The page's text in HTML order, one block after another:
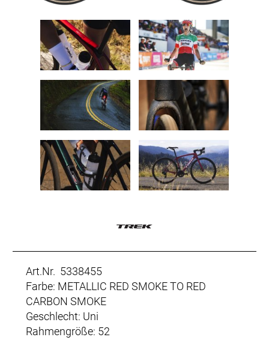
Art.Nr. 5338455
Farbe: METALLIC RED SMOKE TO RED
CARBON SMOKE
Geschlecht: Uni
Rahmengröße: 52